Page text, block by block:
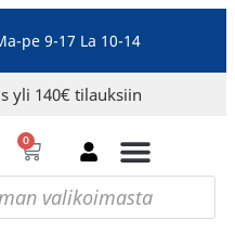
pe 9-17 La 10-14
yli 140€ tilauksiin
0